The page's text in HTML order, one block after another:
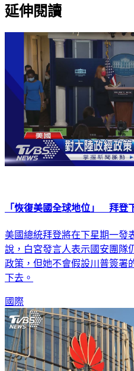
延伸閱讀
「恢復美國全球地位」 拜登
美國總統拜登將在下星期一發
說，白宮發言人表示國安團隊
政策，但她不會假設川普簽署
下去。
國際